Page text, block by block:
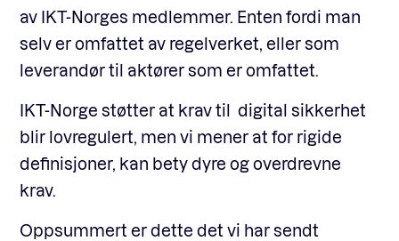
av IKT-Norges medlemmer. Enten fordi man
selv er omfattet av regelverket, eller som
leverandør til aktører som er omfattet.
IKT-Norge støtter at krav til digital sikkerhet
blir lovregulert, men vi mener at for rigide
definisjoner, kan bety dyre og overdrevne
krav.
Oppsummert er dette det vi har sendt